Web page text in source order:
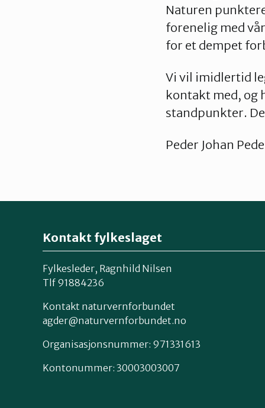
Naturen
forenelig med
for et dempet
Vi vil imidlertid
kontakt med, og
standpunkter.
Peder Johan
Kontakt fylkeslaget
Fylkesleder, Ragnhild Nilsen
Tlf 91884236
Kontakt naturvernforbundet
agder@naturvernforbundet.no
Organisasjonsnummer: 971331613
Kontonummer: 30003003007